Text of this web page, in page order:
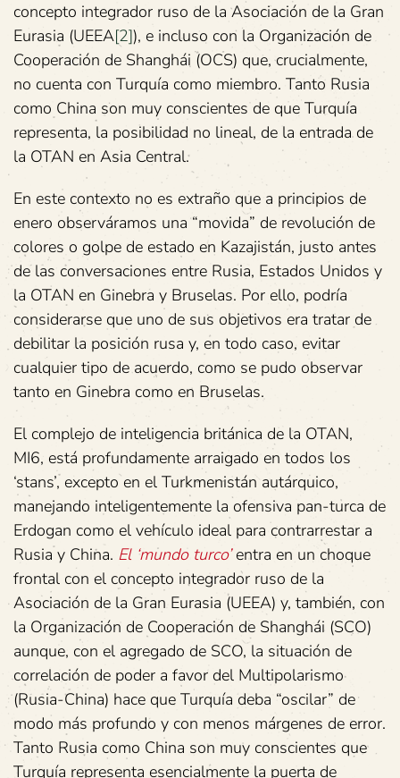
concepto integrador ruso de la Asociación de la Gran
Eurasia (UEEA[2]), e incluso con la Organización de
Cooperación de Shanghái (OCS) que, crucialmente,
no cuenta con Turquía como miembro. Tanto Rusia
como China son muy conscientes de que Turquía
representa, la posibilidad no lineal, de la entrada de
la OTAN en Asia Central.
En este contexto no es extraño que a principios de
enero observáramos una “movida” de revolución de
colores o golpe de estado en Kazajistán, justo antes
de las conversaciones entre Rusia, Estados Unidos y
la OTAN en Ginebra y Bruselas. Por ello, podría
considerarse que uno de sus objetivos era tratar de
debilitar la posición rusa y, en todo caso, evitar
cualquier tipo de acuerdo, como se pudo observar
tanto en Ginebra como en Bruselas.
El complejo de inteligencia británica de la OTAN,
MI6, está profundamente arraigado en todos los
‘stans’, excepto en el Turkmenistán autárquico,
manejando inteligentemente la ofensiva pan-turca de
Erdogan como el vehículo ideal para contrarrestar a
Rusia y China. El ‘mundo turco’entra en un choque
frontal con el concepto integrador ruso de la
Asociación de la Gran Eurasia (UEEA) y, también, con
la Organización de Cooperación de Shanghái (SCO)
aunque, con el agregado de SCO, la situación de
correlación de poder a favor del Multipolarismo
(Rusia-China) hace que Turquía deba “oscilar” de
modo más profundo y con menos márgenes de error.
Tanto Rusia como China son muy conscientes que
Turquía representa esencialmente la puerta de